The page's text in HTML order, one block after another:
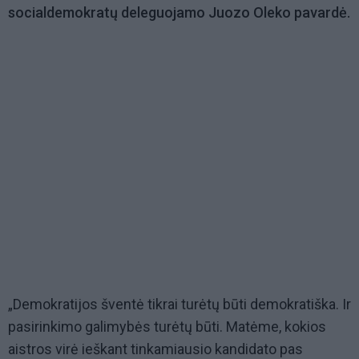
socialdemokratų deleguojamo Juozo Oleko pavardė.
„Demokratijos šventė tikrai turėtų būti demokratiška. Ir
pasirinkimo galimybės turėtų būti. Matėme, kokios
aistros virė ieškant tinkamiausio kandidato pas